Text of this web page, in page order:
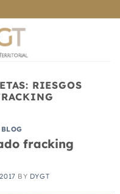
RIESGOS
BLOG
fracking
BY DYGT